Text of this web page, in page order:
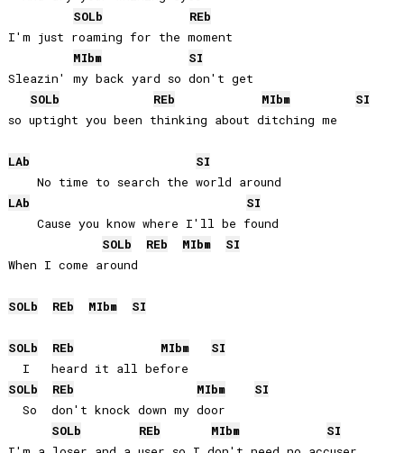
SOLb
REb
I'm just roaming for the moment
MIbm
SI
Sleazin' my back yard so don't get
SOLb
REb MIbm
SI
so uptight you been thinking about ditching me
LAb
SI
LAb
SI
    Cause you know where I'll be found
SOLb
REb MIbm
SI
When I come around
SOLb REb MIbm SI
SOLb REb MIbm
SI
SOLb
REb MIbm
SI
  So  don't knock down my door
SOLb
REb MIbm
SI